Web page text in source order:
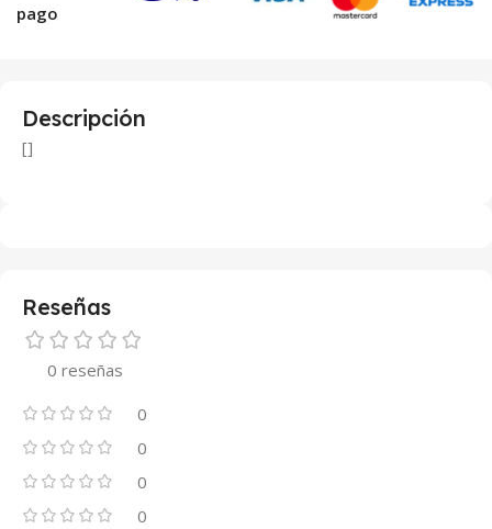
pago
Descripción
[]
Reseñas
0 reseñas
0
0
0
0